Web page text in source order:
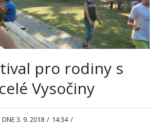
pro rodiny s
Vysočiny
DNE 3. 9. 2018 / 14:34 /